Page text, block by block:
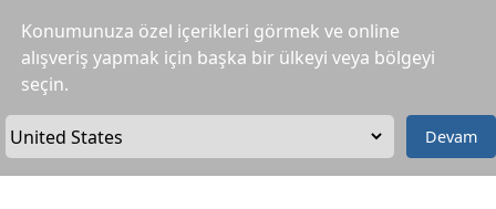
Konumunuza özel içerikleri görmek ve online
alışveriş yapmak için başka bir ülkeyi veya bölgeyi
seçin.
Devam